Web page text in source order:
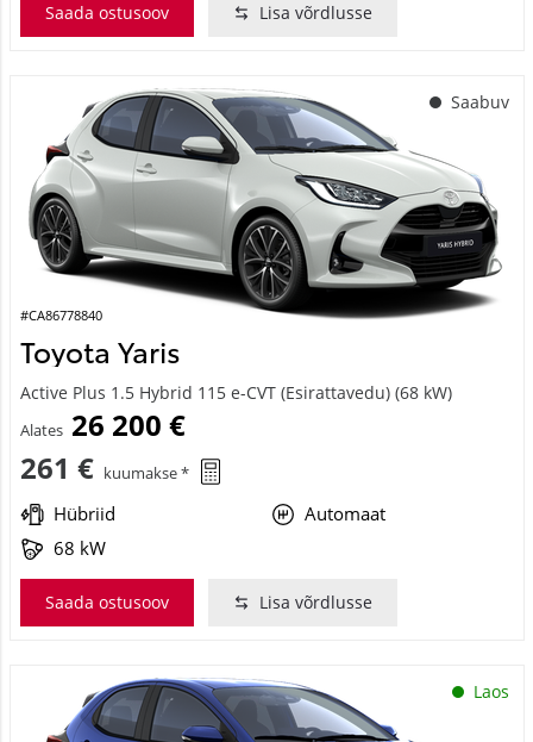
Saada ostusoov Lisa võrdlusse
Saabuv
#CA86778840
Toyota Yaris
Active Plus 1.5 Hybrid 115 e-CVT (Esirattavedu) (68 kW)
Alates 26 200 €
261 € kuumakse *
Hübriid
Automaat
68 kW
Saada ostusoov Lisa võrdlusse
Laos